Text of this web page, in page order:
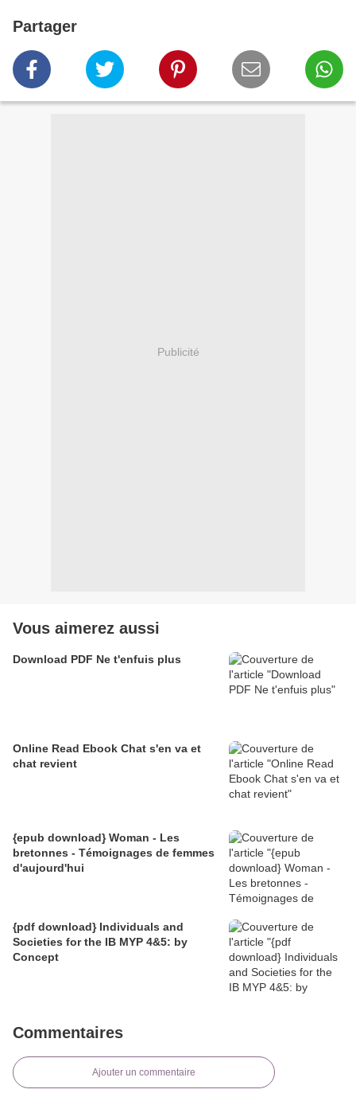
Partager
Publicité
Vous aimerez aussi
Download PDF Ne t'enfuis plus
Online Read Ebook Chat s'en va et
chat revient
{epub download} Woman - Les
bretonnes - Témoignages de femmes
d'aujourd'hui
{pdf download} Individuals and
Societies for the IB MYP 4&5: by
Concept
Commentaires
Ajouter un commentaire